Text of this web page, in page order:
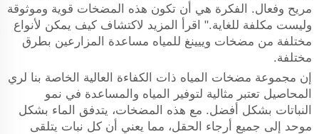
مريح وفعال. الفكرة هي أن تكون هذه المضخات قوية وموثوقة
وليست مكلفة للغاية." اقرأ المزيد لاكتشاف كيف يمكن لأنواع
مختلفة من مضخات وييينغ للمياه مساعدة المزارعين بطرق
مختلفة.
إن مجموعة مضخات المياه ذات الكفاءة العالية الخاصة بنا لري
المحاصيل تعتبر مثالية لتوفير المياه والمساعدة في نمو
النباتات بشكل أفضل. مع هذه المضخات، يتدفق الماء بشكل
موحد إلى جميع أرجاء الحقل، مما يعني أن كل نبات يتلقى